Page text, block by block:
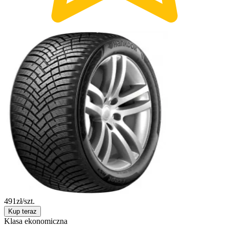
491zł/szt.
Kup teraz
Klasa ekonomiczna